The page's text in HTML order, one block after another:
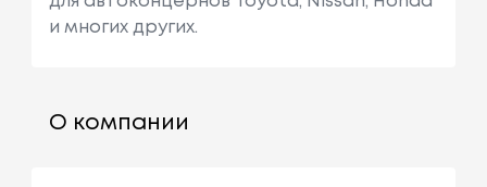
и многих других.
О компании